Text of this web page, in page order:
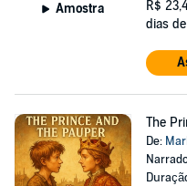
Amostra R$
dias
The
De: